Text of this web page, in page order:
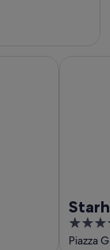
4
out
Piazza